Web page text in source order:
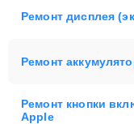
Ремонт дисплея
Ремонт
Ремонт кнопки
Apple